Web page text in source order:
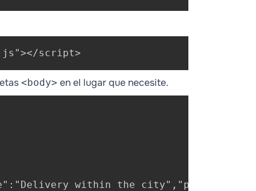
script>
<body> en el lugar que necesite.
within the